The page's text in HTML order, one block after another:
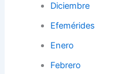
Diciembre
Efemérides
Enero
Febrero